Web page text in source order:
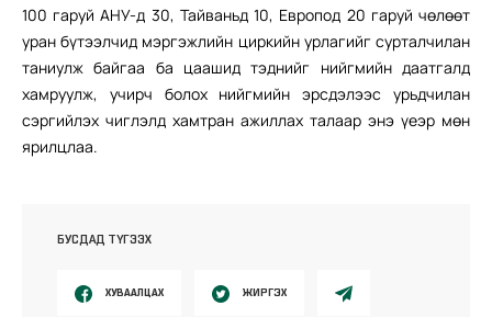
100 гаруй АНУ-д 30, Тайваньд 10, Европод 20 гаруй чөлөөт
уран бүтээлчид мэргэжлийн циркийн урлагийг сурталчилан
таниулж байгаа ба цаашид тэднийг нийгмийн даатгалд
хамруулж, учирч болох нийгмийн эрсдэлээс урьдчилан
сэргийлэх чиглэлд хамтран ажиллах талаар энэ үеэр мөн
ярилцлаа.
БУСДАД ТҮГЭЭХ
ХУВААЛЦАХ ЖИРГЭХ